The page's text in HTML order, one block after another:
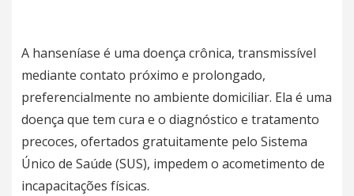
A hanseníase é uma doença crônica, transmissível
mediante contato próximo e prolongado,
preferencialmente no ambiente domiciliar. Ela é uma
doença que tem cura e o diagnóstico e tratamento
precoces, ofertados gratuitamente pelo Sistema
Único de Saúde (SUS), impedem o acometimento de
incapacitações físicas.